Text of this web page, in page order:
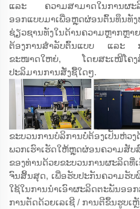
ແລະ ຄວາມສາມາດໃນການຜະລິ
ອອກແບບມາເພື່ອຫຼຸດຜ່ອນຕົ້ນທຶ
ຊ່ຽວຊານທັງໃນດ້ານຄວາມຫຼາກຫຼາ
ຕ້ອງການສຳລັບຕົ້ນແບບ ແລະ ກ
ຂະໜາດໃຫຍ່, ໂດຍສະເໜີໂຄງ
ປະລິມານການສັ່ງຊື້ໃດໆ.
ຂະບວນການບໍລິການບໍ່ຕ້ອງເປັນຫ່ວງ
ພວກເຮົາເຮັດໃຫ້ຫຼຸດຜ່ອນຄວາມສັ
ຂອງທ່ານດ້ວຍຂະບວນການຜະລິດທີ່
ຈົນສິ້ນສຸດ, ເພື່ອຮັບປະກັນຄວາມຮັບ
ໃຊ້ໃນການນຳເອົາຜະລິດຕະພັນອອ
ການຕັດດ້ວຍເລເຊີ / ການຕີຂຶ້ນຮູບເ